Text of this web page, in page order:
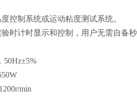
控制系统或运动粘度测试系统。
时计时显示和控制，用户无需自备秒
50Hz±5%
min